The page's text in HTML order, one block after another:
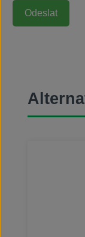
Přeskočit galerii